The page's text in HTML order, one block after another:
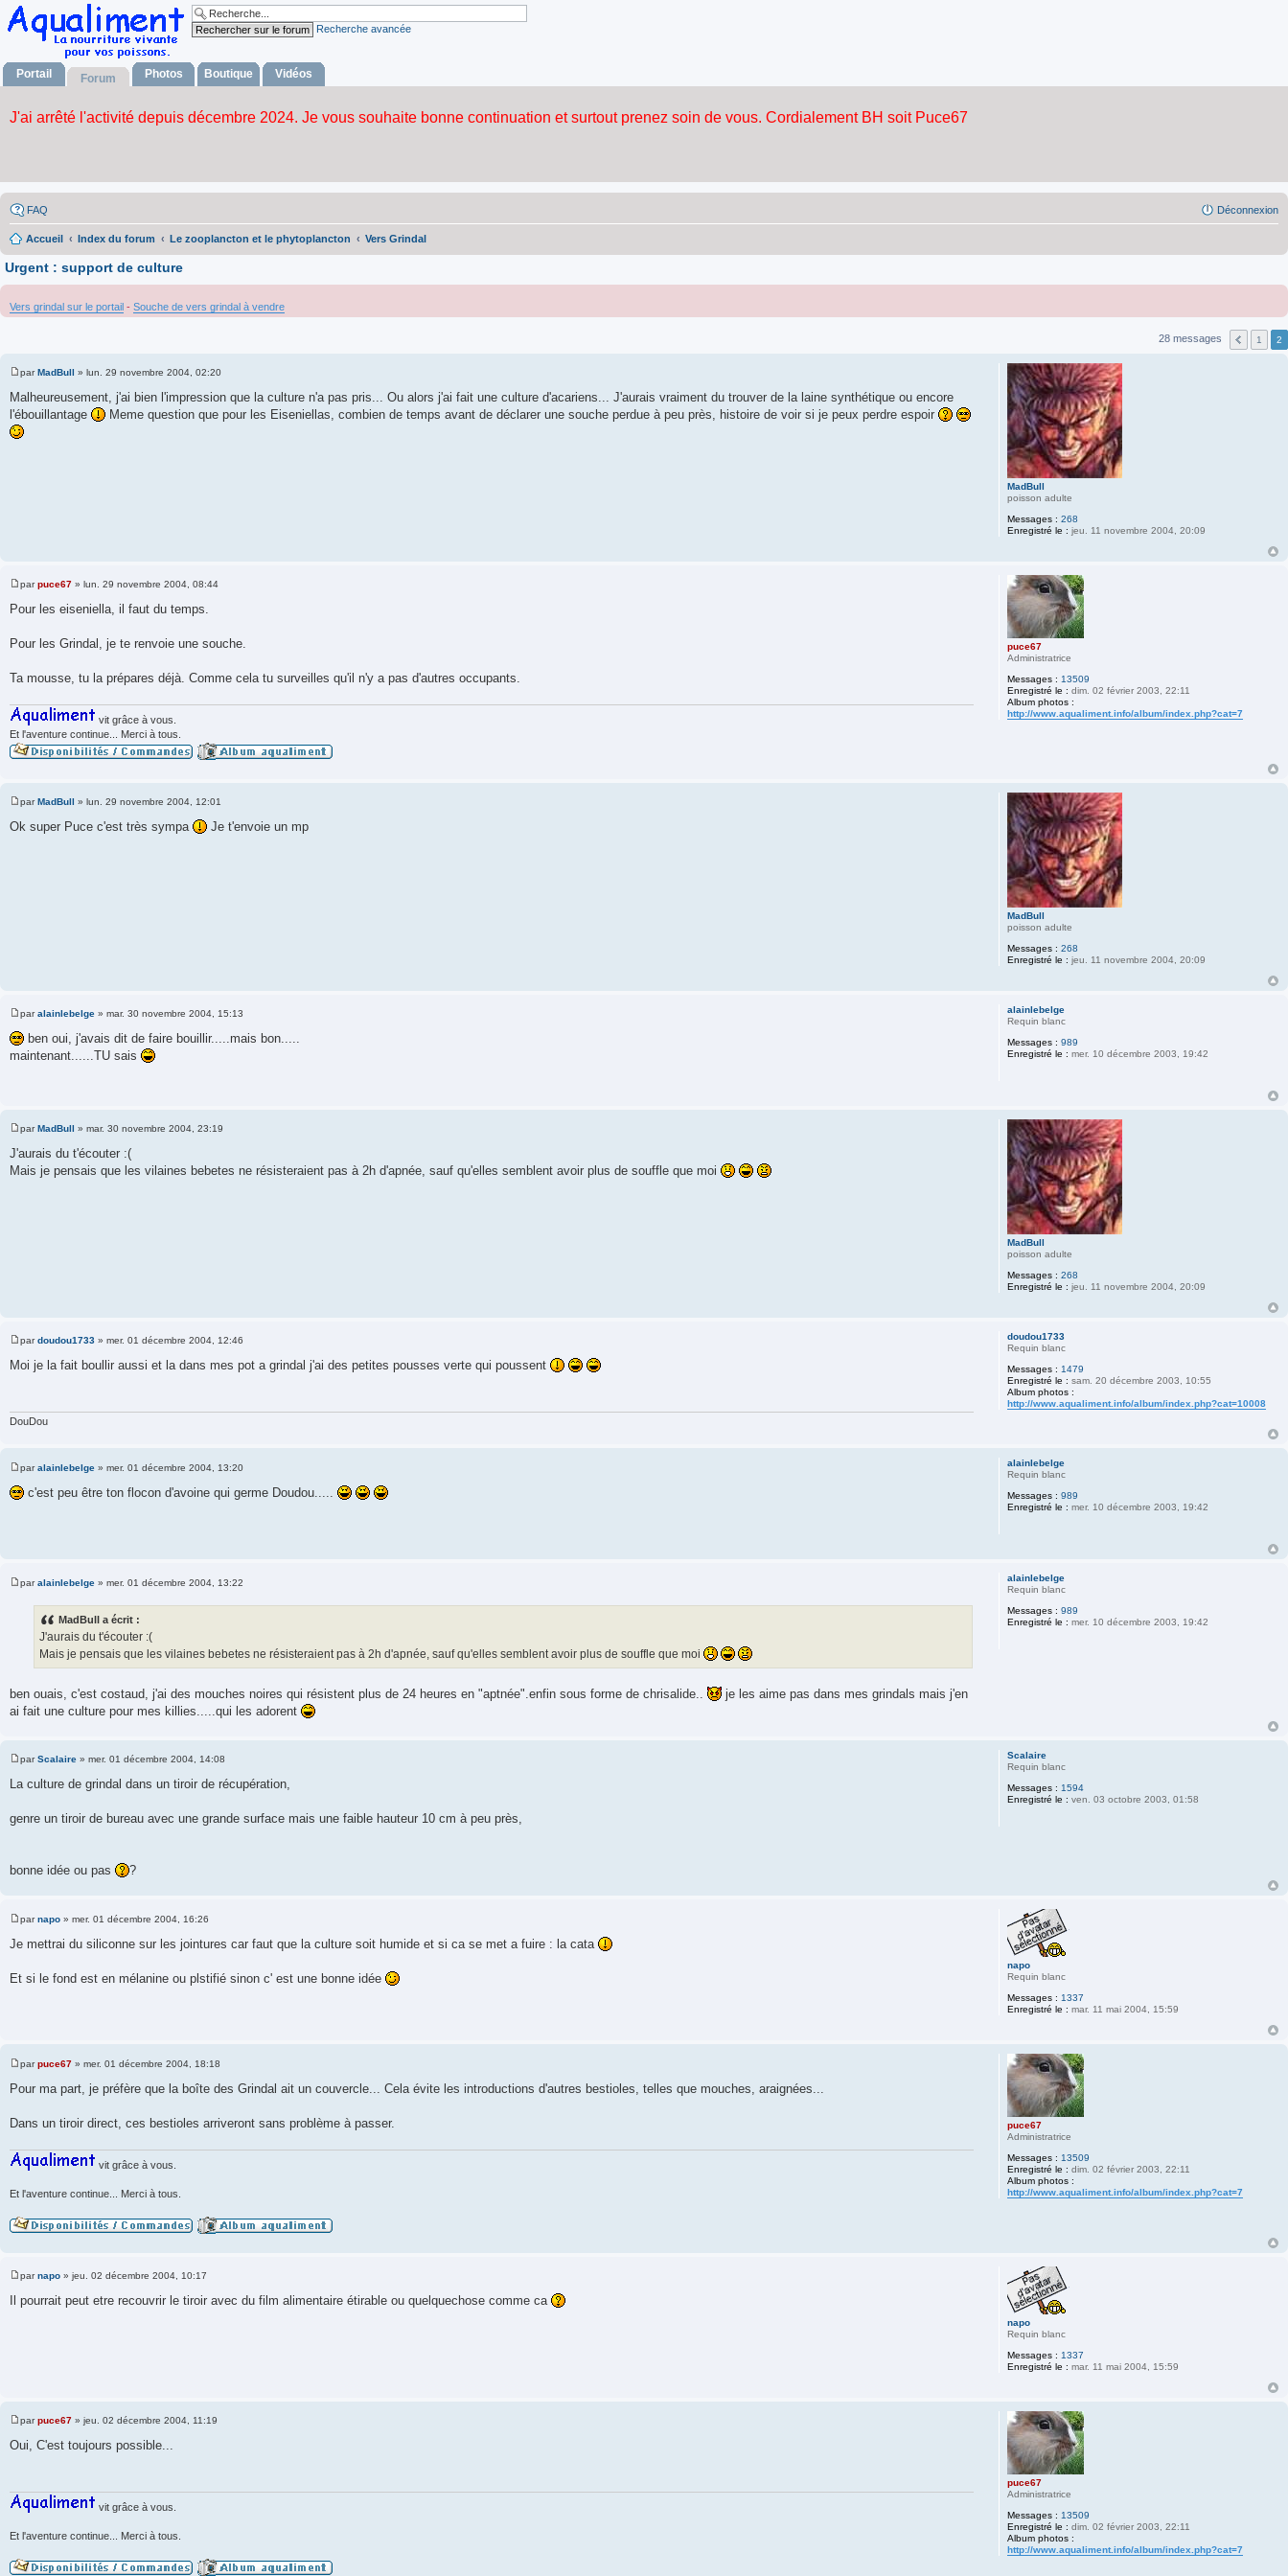
Recherche avancée
Portail Forum Photos Boutique Vidéos
FAQ Déconnexion
Accueil Index du forum Le zooplancton et le phytoplancton Vers Grindal
Urgent : support de culture
Vers grindal sur le portail - Souche de vers grindal à vendre
28 messages 1 2
MadBull
poisson adulte
Messages : 268
Enregistré le : jeu. 11 novembre 2004, 20:09
M
s
s
a
g
parMadBull » lun. 29 novembre 2004, 02:20
Malheureusement, j'ai bien l'impression que la culture n'a pas pris... Ou alors j'ai fait une culture d'acariens... J'aurais vraiment du trouver de la laine synthétique ou encore
l'ébouillantage
Meme question que pour les Eiseniellas, combien de temps avant de déclarer une souche perdue à peu près, histoire de voir si je peux perdre espoir
puce67
Administratrice
Messages : 13509
Enregistré le : dim. 02 février 2003, 22:11
Album photos :
http://www.aqualiment.info/album/index.php?cat=7
M
s
g
parpuce67 » lun. 29 novembre 2004, 08:44
Pour les eiseniella, il faut du temps.
Pour les Grindal, je te renvoie une souche.
Ta mousse, tu la prépares déjà. Comme cela tu surveilles qu'il n'y a pas d'autres occupants.
vit grâce à vous.
Et l'aventure continue... Merci à tous.
MadBull
poisson adulte
Messages : 268
Enregistré le : jeu. 11 novembre 2004, 20:09
e
s
par MadBull » lun. 29 novembre 2004, 12:01
Ok super Puce c'est très sympa Je t'envoie un mp
alainlebelge
Requin blanc
Messages : 989
Enregistré le : mer. 10 décembre 2003, 19:42
e
s
s
paralainlebelge » mar. 30 novembre 2004, 15:13
ben oui, j'avais dit de faire bouillir.....mais bon.....
maintenant......TU sais
MadBull
poisson adulte
Messages : 268
Enregistré le : jeu. 11 novembre 2004, 20:09
e
s
s
par MadBull » mar. 30 novembre 2004, 23:19
J'aurais du t'écouter :(
Mais je pensais que les vilaines bebetes ne résisteraient pas à 2h d'apnée, sauf qu'elles semblent avoir plus de souffle que moi
doudou1733
Requin blanc
Messages : 1479
Enregistré le : sam. 20 décembre 2003, 10:55
Album photos :
http://www.aqualiment.info/album/index.php?cat=10008
e
s
e
pardoudou1733 » mer. 01 décembre 2004, 12:46
Moi je la fait boullir aussi et la dans mes pot a grindal j'ai des petites pousses verte qui poussent
DouDou
alainlebelge
Requin blanc
Messages : 989
Enregistré le : mer. 10 décembre 2003, 19:42
M
e
s
paralainlebelge » mer. 01 décembre 2004, 13:20
c'est peu être ton flocon d'avoine qui germe Doudou.....
alainlebelge
Requin blanc
Messages : 989
Enregistré le : mer. 10 décembre 2003, 19:42
M
paralainlebelge » mer. 01 décembre 2004, 13:22
MadBull a écrit :
J'aurais du t'écouter :(
Mais je pensais que les vilaines bebetes ne résisteraient pas à 2h d'apnée, sauf qu'elles semblent avoir plus de souffle que moi
ben ouais, c'est costaud, j'ai des mouches noires qui résistent plus de 24 heures en "aptnée".enfin sous forme de chrisalide..
je les aime pas dans mes grindals mais j'en
ai fait une culture pour mes killies.....qui les adorent
Scalaire
Requin blanc
Messages : 1594
Enregistré le : ven. 03 octobre 2003, 01:58
e
s
a
g
parScalaire » mer. 01 décembre 2004, 14:08
La culture de grindal dans un tiroir de récupération,
genre un tiroir de bureau avec une grande surface mais une faible hauteur 10 cm à peu près,
bonne idée ou pas ?
napo
Requin blanc
Messages : 1337
Enregistré le : mar. 11 mai 2004, 15:59
M
s
a
g
parnapo » mer. 01 décembre 2004, 16:26
Je mettrai du siliconne sur les jointures car faut que la culture soit humide et si ca se met a fuire : la cata
Et si le fond est en mélanine ou plstifié sinon c' est une bonne idée
puce67
Administratrice
Messages : 13509
Enregistré le : dim. 02 février 2003, 22:11
Album photos :
http://www.aqualiment.info/album/index.php?cat=7
M
s
g
parpuce67 » mer. 01 décembre 2004, 18:18
Pour ma part, je préfère que la boîte des Grindal ait un couvercle... Cela évite les introductions d'autres bestioles, telles que mouches, araignées...
Dans un tiroir direct, ces bestioles arriveront sans problème à passer.
vit grâce à vous.
Et l'aventure continue... Merci à tous.
napo
Requin blanc
Messages : 1337
Enregistré le : mar. 11 mai 2004, 15:59
M
e
s
parnapo » jeu. 02 décembre 2004, 10:17
Il pourrait peut etre recouvrir le tiroir avec du film alimentaire étirable ou quelquechose comme ca
puce67
Administratrice
Messages : 13509
Enregistré le : dim. 02 février 2003, 22:11
Album photos :
http://www.aqualiment.info/album/index.php?cat=7
M
e
s
e
parpuce67 » jeu. 02 décembre 2004, 11:19
Oui, C'est toujours possible...
vit grâce à vous.
Et l'aventure continue... Merci à tous.